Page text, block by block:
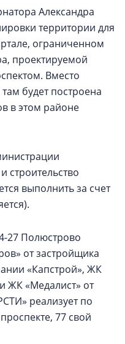
Александра
территории для
ограниченном
проектируемой
Вместо
будет построена
в этом районе
строительство
выполнить за счет
27 Полюстрово
от застройщика
«Капстрой», ЖК
ЖК «Медалист» от
реализует по
77 свой